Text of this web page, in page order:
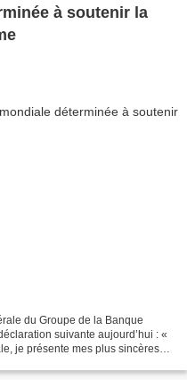
à soutenir la
du Groupe de la Banque
suivante aujourd’hui : «
je présente mes plus sincères